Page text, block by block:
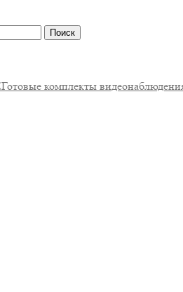
Поиск
Готовые комплекты